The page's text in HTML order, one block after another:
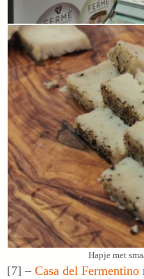
Hapje met
[7] – Casa del Fermentino